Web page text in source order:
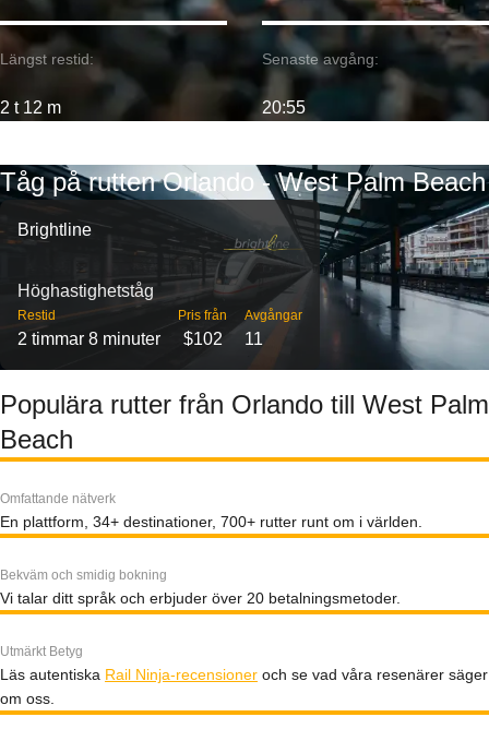
Längst restid:
2 t 12 m
Senaste avgång:
20:55
Tåg på rutten Orlando - West Palm Beach
Brightline
Höghastighetståg
Restid
2 timmar 8 minuter
Pris från
$102
Avgångar
11
Populära rutter från Orlando till West Palm
Beach
Omfattande nätverk
En plattform, 34+ destinationer, 700+ rutter runt om i världen.
Bekväm och smidig bokning
Vi talar ditt språk och erbjuder över 20 betalningsmetoder.
Utmärkt Betyg
Läs autentiska Rail Ninja-recensioner och se vad våra resenärer säger
om oss.